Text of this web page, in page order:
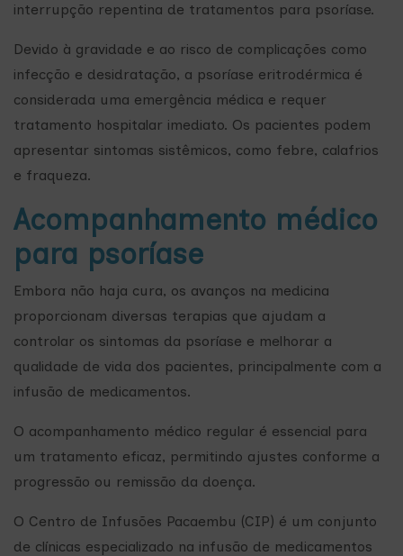
interrupção repentina de tratamentos para psoríase.
Devido à gravidade e ao risco de complicações como
infecção e desidratação, a psoríase eritrodérmica é
considerada uma emergência médica e requer
tratamento hospitalar imediato. Os pacientes podem
apresentar sintomas sistêmicos, como febre, calafrios
e fraqueza.
Acompanhamento médico
para psoríase
Embora não haja cura, os avanços na medicina
proporcionam diversas terapias que ajudam a
controlar os sintomas da psoríase e melhorar a
qualidade de vida dos pacientes, principalmente com a
infusão de medicamentos.
O acompanhamento médico regular é essencial para
um tratamento eficaz, permitindo ajustes conforme a
progressão ou remissão da doença.
O Centro de Infusões Pacaembu (CIP) é um conjunto
de clínicas especializado na infusão de medicamentos